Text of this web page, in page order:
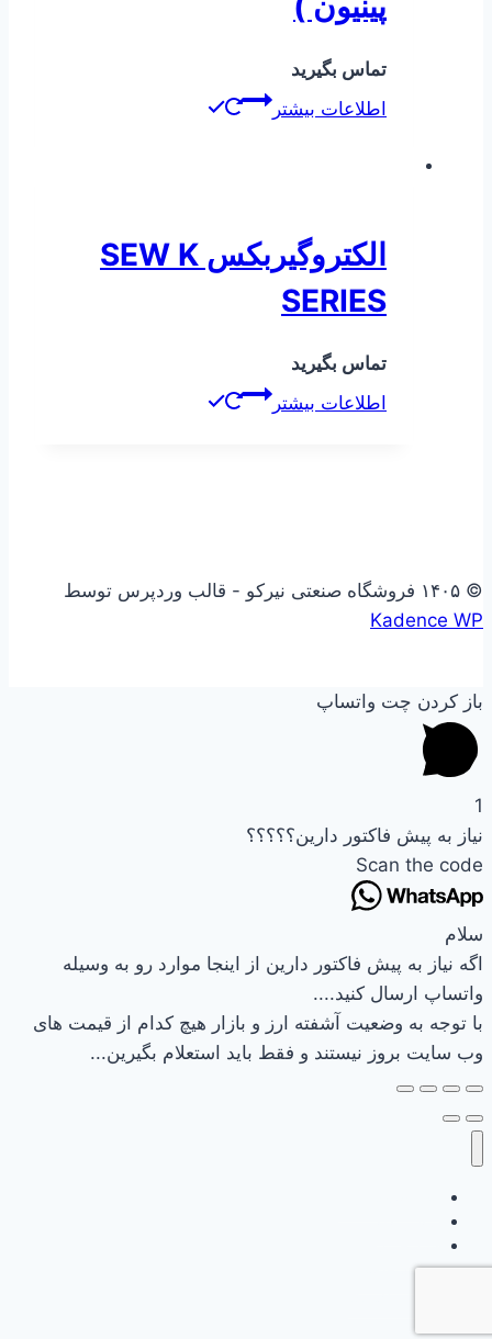
تماس بگیرید
اطلاعات بیشتر
الکتروگیربکس SEW K
SERIES
تماس بگیرید
اطلاعات بیشتر
© ۱۴۰۵ فروشگاه صنعتی نیرکو - قالب وردپرس توسط
Kadence WP
باز کردن چت واتساپ
1
نیاز به پیش فاکتور دارین؟؟؟؟؟
Scan the code
سلام
اگه نیاز به پیش فاکتور دارین از اینجا موارد رو به وسیله
واتساپ ارسال کنید....
با توجه به وضعیت آشفته ارز و بازار هیچ کدام از قیمت های
وب سایت بروز نیستند و فقط باید استعلام بگیرین...
تسویه حساب